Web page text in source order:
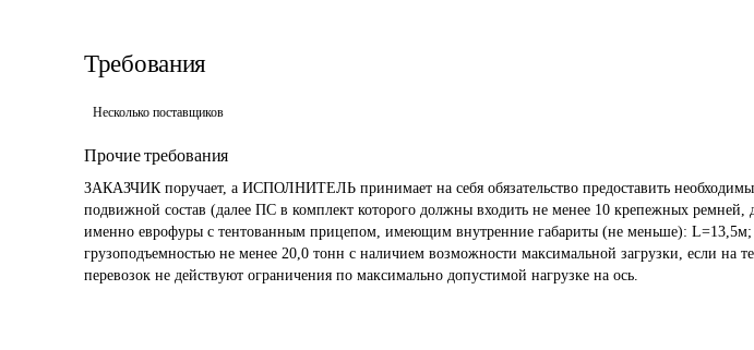
Требования
Несколько поставщиков
Прочие требования
ЗАКАЗЧИК поручает, а ИСПОЛНИТЕЛЬ принимает на себя обязательство предоставить
подвижной состав (далее ПС в комплект которого должны входить не менее 10 крепежных
именно еврофуры с тентованным прицепом, имеющим внутренние габариты (не меньше):
грузоподъемностью не менее 20,0 тонн с наличием возможности максимальной загрузки, если на
перевозок не действуют ограничения по максимально допустимой нагрузке на ось.